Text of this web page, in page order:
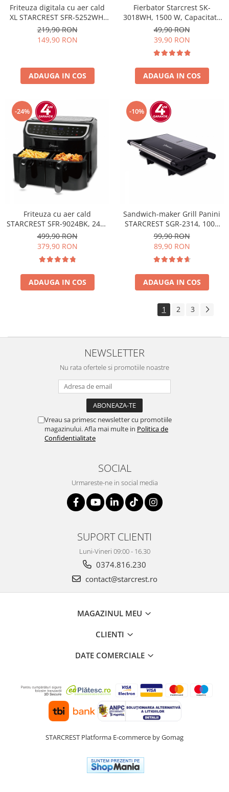
Friteuza digitala cu aer cald
XL STARCREST SFR-5252WH,
1450 W, 5 Litri, Termostat 80 -
200 °C, 8 programe
predefinite, Alb
219,90 RON
149,90 RON
ADAUGA IN COS
Fierbator Starcrest SK-
3018WH, 1500 W, Capacitate
1.8 L, Oprire automata, Alb
49,90 RON
39,90 RON
ADAUGA IN COS
-24%
Friteuza cu aer cald
STARCREST SFR-9024BK, 2400
W, Cos Dublu, 9 litri,
Termostat 80 - 200 °C, 12
programe, Negru
499,90 RON
379,90 RON
ADAUGA IN COS
-10%
Sandwich-maker Grill Panini
STARCREST SGR-2314, 1000
W, Placi nonaderente,
Deschidere 180°, Suprafata
de gatire 23 x 14 cm, Negru
99,90 RON
89,90 RON
ADAUGA IN COS
1 2 3
NEWSLETTER
Nu rata ofertele si promotiile noastre
Vreau sa primesc newsletter cu promotiile
magazinului. Afla mai multe in Politica de
Confidentialitate
SOCIAL
Urmareste-ne in social media
SUPORT CLIENTI
Luni-Vineri 09:00 - 16.30
0374.816.230
contact@starcrest.ro
MAGAZINUL MEU
CLIENTI
DATE COMERCIALE
STARCREST Platforma E-commerce by Gomag